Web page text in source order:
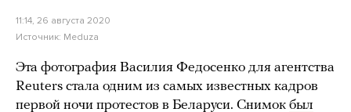
11:14, 26 августа 2020
Источник: Meduza
Эта фотография Василия Федосенко для агентства
Reuters стала одним из самых известных кадров
первой ночи протестов в Беларуси. Снимок был